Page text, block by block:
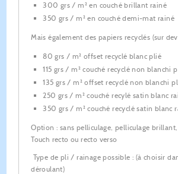
300 grs / m² en couché brillant rainé
350 grs / m² en couché demi-mat rainé
Mais également des papiers recyclés (sur
80 grs / m² offset recyclé blanc plié
115 grs / m² couché recyclé non blanchi
135 grs / m² offset recyclé non blanchi
250 grs / m² couché recylé satin blanc
350 grs / m² couché recyclé satin blanc
Option : sans pelliculage, pelliculage
Touch recto ou recto verso
Type de pli / rainage possible : (à choisir
déroulant)